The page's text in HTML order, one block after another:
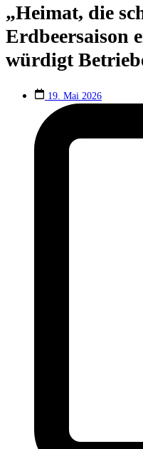
„Heimat, die
Erdbeersaison
würdigt
19. Mai 2026